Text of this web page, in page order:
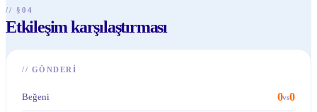
// §04
Etkileşim karşılaştırması
// GÖNDERI
Beğeni 0vs0